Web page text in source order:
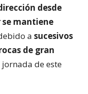
desde
se mantiene
a sucesivos
de gran
de este